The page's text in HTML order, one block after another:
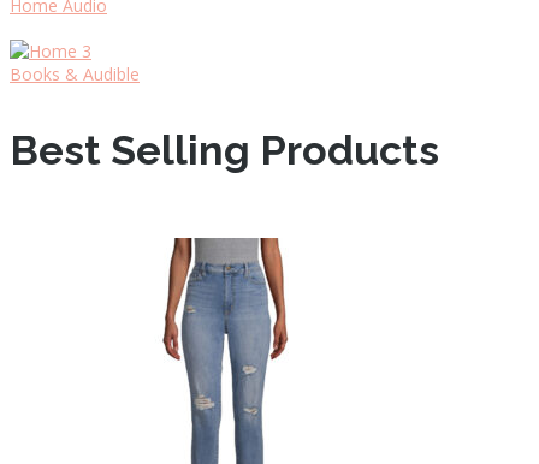
Home Audio
Books & Audible
Best Selling Products